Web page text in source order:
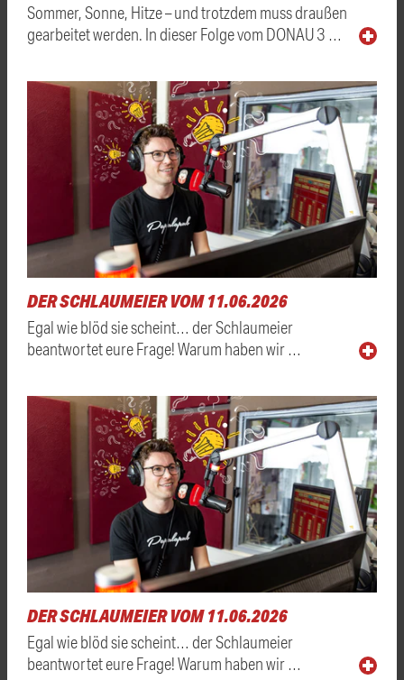
Sommer, Sonne, Hitze – und trotzdem muss draußen
gearbeitet werden. In dieser Folge vom DONAU 3 …
DER SCHLAUMEIER VOM 11.06.2026
Egal wie blöd sie scheint… der Schlaumeier
beantwortet eure Frage! Warum haben wir …
DER SCHLAUMEIER VOM 11.06.2026
Egal wie blöd sie scheint… der Schlaumeier
beantwortet eure Frage! Warum haben wir …